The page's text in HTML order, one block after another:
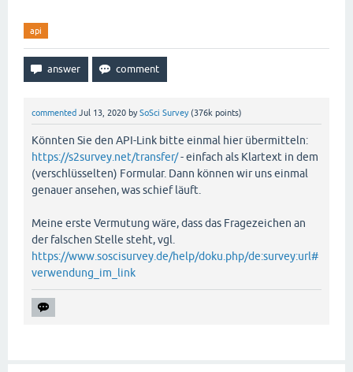
api
commented Jul 13, 2020 bySoSci Survey (376k points)
Könnten Sie den API-Link bitte einmal hier übermitteln:
https://s2survey.net/transfer/- einfach als Klartext in dem
(verschlüsselten) Formular. Dann können wir uns einmal
genauer ansehen, was schief läuft.
Meine erste Vermutung wäre, dass das Fragezeichen an
der falschen Stelle steht, vgl.
https://www.soscisurvey.de/help/doku.php/de:survey:url#
verwendung_im_link